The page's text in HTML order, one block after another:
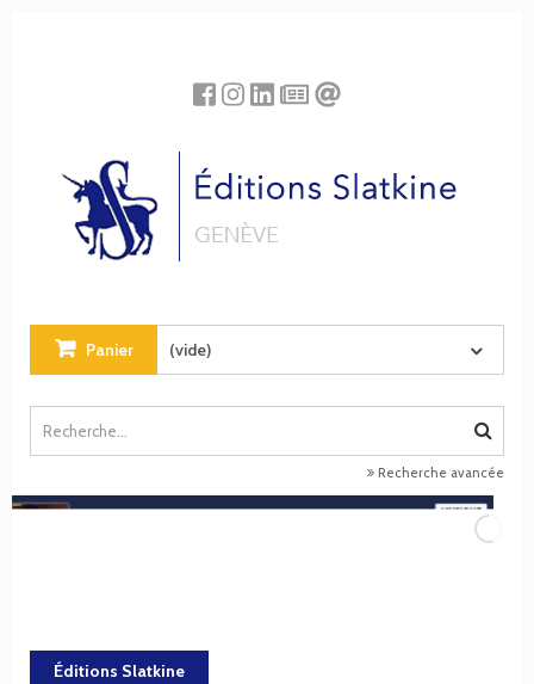
Panier (vide)
Recherche avancée
Éditions Slatkine